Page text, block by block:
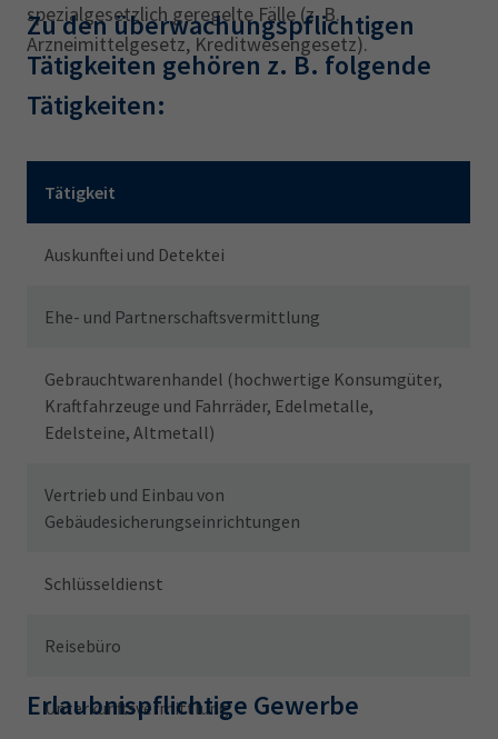
spezialgesetzlich geregelte Fälle (z. B.
Arzneimittelgesetz, Kreditwesengesetz).
Zu den überwachungspflichtigen
Tätigkeiten gehören z. B. folgende
Tätigkeiten:
Tätigkeit
Auskunftei und Detektei
Ehe- und Partnerschaftsvermittlung
Gebrauchtwarenhandel (hochwertige Konsumgüter,
Kraftfahrzeuge und Fahrräder, Edelmetalle,
Edelsteine, Altmetall)
Vertrieb und Einbau von
Gebäudesicherungseinrichtungen
Schlüsseldienst
Reisebüro
Unterkunftsvermittlung
Erlaubnispflichtige Gewerbe